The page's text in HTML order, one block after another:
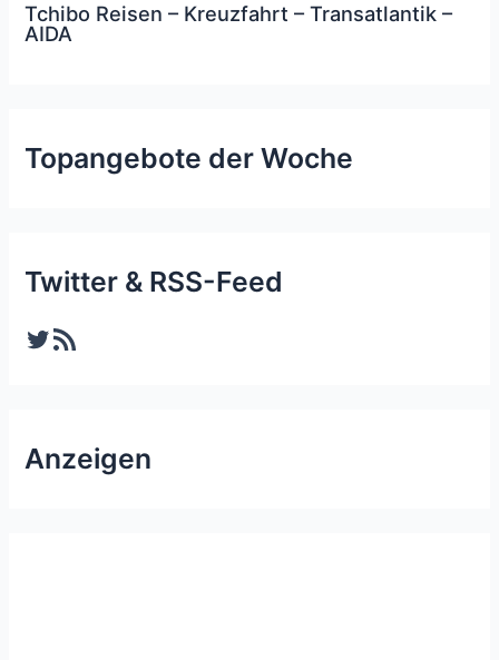
Tchibo Reisen – Kreuzfahrt – Transatlantik –
AIDA
Topangebote der Woche
Twitter & RSS-Feed
Twitter RSS-Feed
Anzeigen